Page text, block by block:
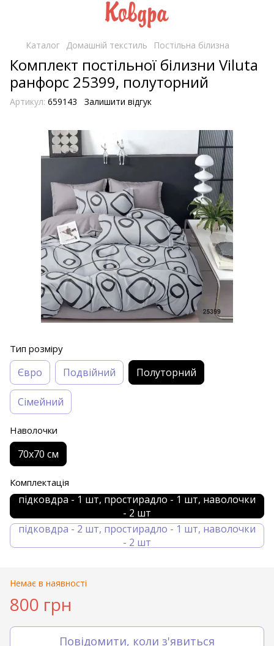
Каталог Домашній текстиль Постільна білизна
Комплект постільної білизни Viluta
ранфорс 25399, полуторний
Артикул: 659143 Залишити відгук
Тип розміру
Євро Подвійний Полуторний
Сімейний
Наволочки
70х70 см
Комплектація
підковдра - 1 шт, простирадло - 1 шт, наволочки
- 2 шт
підковдра - 2 шт, простирадло - 1 шт, наволочки
- 2 шт
Немає в наявності
800 грн
Повідомити, коли з'явиться